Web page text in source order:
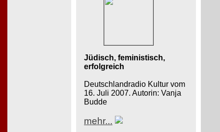
Jüdisch, feministisch,
erfolgreich
Deutschlandradio Kultur vom
16. Juli 2007. Autorin: Vanja
Budde
mehr...